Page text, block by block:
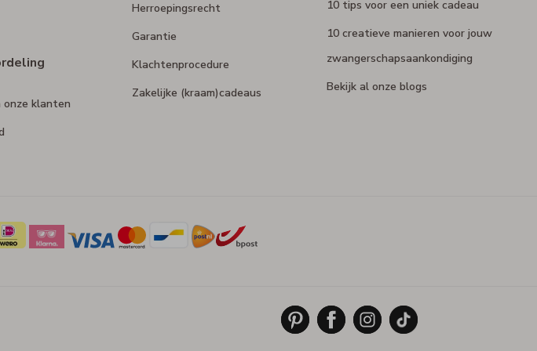
onze klanten
Herroepingsrecht
Garantie
Klachtenprocedure
Zakelijke (kraam)cadeaus
10 tips voor een uniek cadeau
10 creatieve manieren voor jouw
zwangerschapsaankondiging
Bekijk al onze blogs